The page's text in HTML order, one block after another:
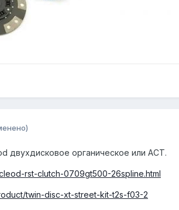
двухдисковое органическое или ACT.
rst-clutch-0709gt500-26spline.html
twin-disc-xt-street-kit-t2s-f03-2